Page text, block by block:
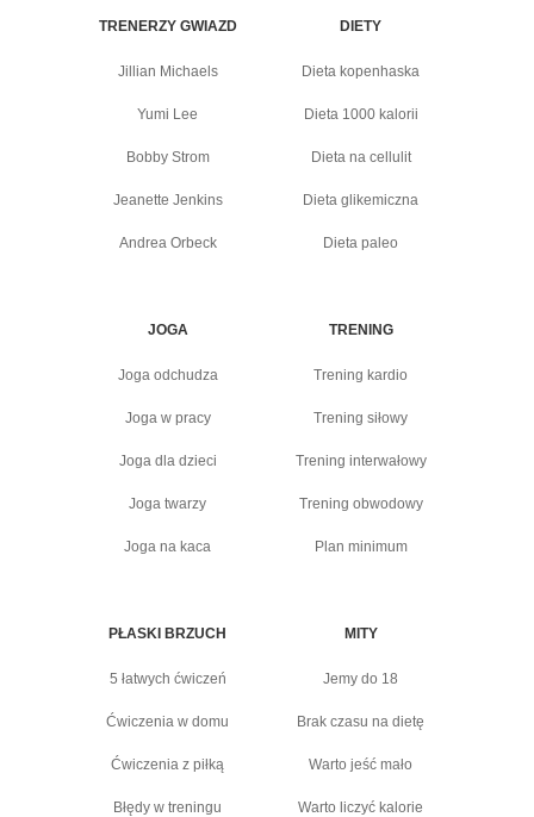
TRENERZY GWIAZD
Jillian Michaels
Yumi Lee
Bobby Strom
Jeanette Jenkins
Andrea Orbeck
DIETY
Dieta kopenhaska
Dieta 1000 kalorii
Dieta na cellulit
Dieta glikemiczna
Dieta paleo
JOGA
Joga odchudza
Joga w pracy
Joga dla dzieci
Joga twarzy
Joga na kaca
TRENING
Trening kardio
Trening siłowy
Trening interwałowy
Trening obwodowy
Plan minimum
PŁASKI BRZUCH
5 łatwych ćwiczeń
Ćwiczenia w domu
Ćwiczenia z piłką
Błędy w treningu
MITY
Jemy do 18
Brak czasu na dietę
Warto jeść mało
Warto liczyć kalorie